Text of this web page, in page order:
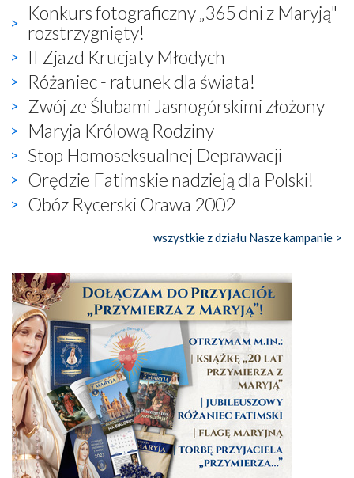
Konkurs fotograficzny „365 dni z Maryją"
rozstrzygnięty!
II Zjazd Krucjaty Młodych
Różaniec - ratunek dla świata!
Zwój ze Ślubami Jasnogórskimi złożony
Maryja Królową Rodziny
Stop Homoseksualnej Deprawacji
Orędzie Fatimskie nadzieją dla Polski!
Obóz Rycerski Orawa 2002
wszystkie z działu Nasze kampanie >